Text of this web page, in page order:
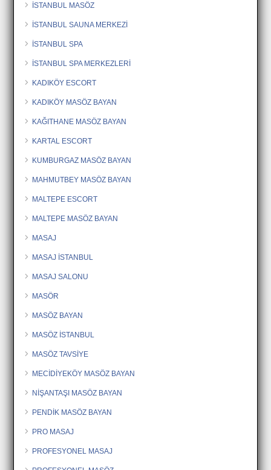
İSTANBUL MASÖZ
İSTANBUL SAUNA MERKEZİ
İSTANBUL SPA
İSTANBUL SPA MERKEZLERİ
KADIKÖY ESCORT
KADIKÖY MASÖZ BAYAN
KAĞITHANE MASÖZ BAYAN
KARTAL ESCORT
KUMBURGAZ MASÖZ BAYAN
MAHMUTBEY MASÖZ BAYAN
MALTEPE ESCORT
MALTEPE MASÖZ BAYAN
MASAJ
MASAJ İSTANBUL
MASAJ SALONU
MASÖR
MASÖZ BAYAN
MASÖZ İSTANBUL
MASÖZ TAVSİYE
MECİDİYEKÖY MASÖZ BAYAN
NİŞANTAŞI MASÖZ BAYAN
PENDİK MASÖZ BAYAN
PRO MASAJ
PROFESYONEL MASAJ